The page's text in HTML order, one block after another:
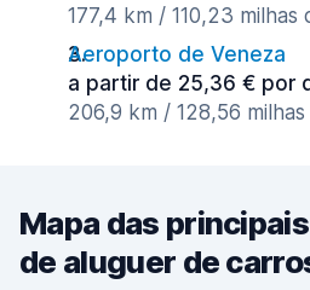
177,4 km / 110,23 milhas
Aeroporto de Veneza
a partir de 25,36 € por
206,9 km / 128,56
Mapa das
de aluguer de